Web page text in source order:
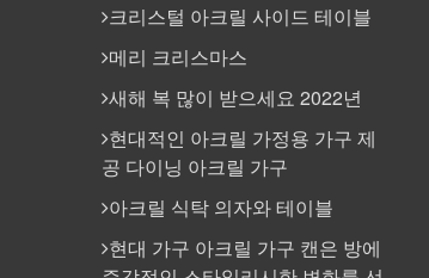
크리스털 아크릴 사이드 테이블
메리 크리스마스
새해 복 많이 받으세요 2022년
현대적인 아크릴 가정용 가구 제
공 다이닝 아크릴 가구
아크릴 식탁 의자와 테이블
현대 가구 아크릴 가구 캔은 방에